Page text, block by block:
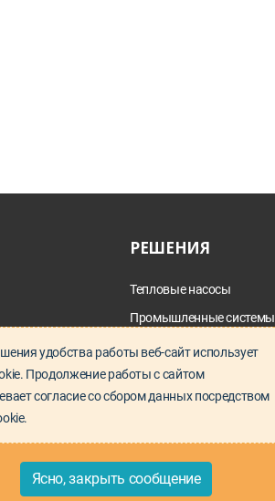
РЕШЕНИЯ
Тепловые насосы
Промышленные системы
дымоотведения
Параллельный импорт
удобства работы веб-сайт использует
Продолжение работы с сайтом
согласие со сбором данных посредством
Ясно, закрыть сообщение